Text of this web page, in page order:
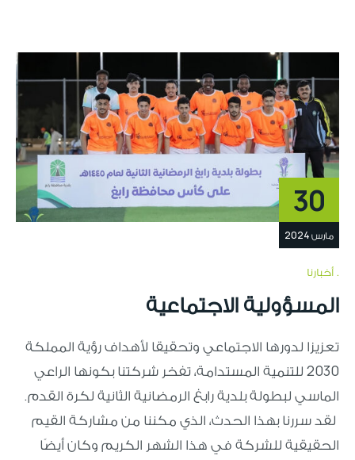
30
مارس 2024
أخبارنا
المسؤولية الاجتماعية
تعزيزا لدورها الاجتماعي وتحقيقا لأهداف رؤية المملكة
2030 للتنمية المستدامة، تفخر شركتنا بكونها الراعي
الماسي لبطولة بلدية رابغ الرمضانية الثانية لكرة القدم.
لقد سررنا بهذا الحدث، الذي مكننا من مشاركة القيم
الحقيقية للشركة في هذا الشهر الكريم وكان أيضًا